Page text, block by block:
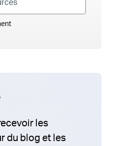
les
du blog et les